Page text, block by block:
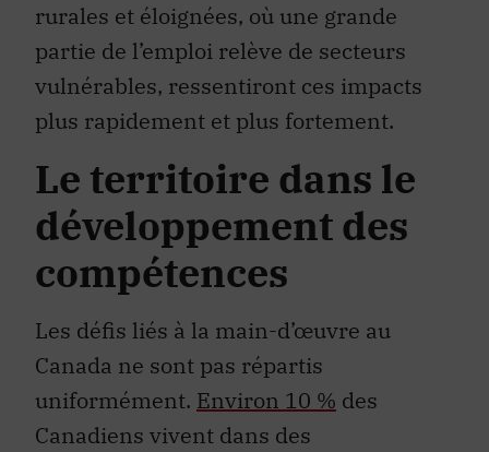
rurales et éloignées, où une grande
partie de l’emploi relève de secteurs
vulnérables, ressentiront ces impacts
plus rapidement et plus fortement.
Le territoire dans le
développement des
compétences
Les défis liés à la main-d’œuvre au
Canada ne sont pas répartis
uniformément. Environ 10 % des
Canadiens vivent dans des